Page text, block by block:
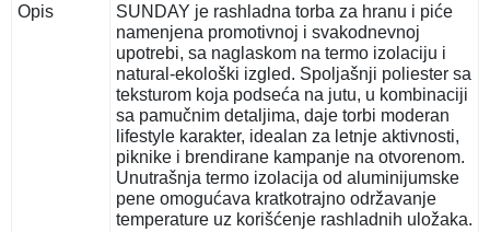
Opis
SUNDAY je rashladna torba za hranu i piće
namenjena promotivnoj i svakodnevnoj
upotrebi, sa naglaskom na termo izolaciju i
natural-ekološki izgled. Spoljašnji poliester sa
teksturom koja podseća na jutu, u kombinaciji
sa pamučnim detaljima, daje torbi moderan
lifestyle karakter, idealan za letnje aktivnosti,
piknike i brendirane kampanje na otvorenom.
Unutrašnja termo izolacija od aluminijumske
pene omogućava kratkotrajno održavanje
temperature uz korišćenje rashladnih uložaka.